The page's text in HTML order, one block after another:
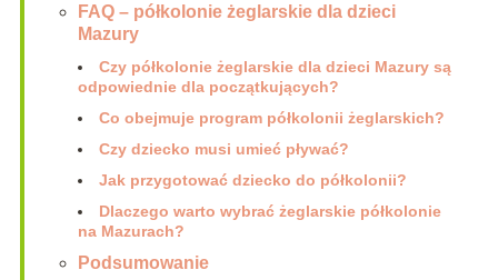
FAQ – półkolonie żeglarskie dla dzieci
Mazury
Czy półkolonie żeglarskie dla dzieci Mazury są
odpowiednie dla początkujących?
Co obejmuje program półkolonii żeglarskich?
Czy dziecko musi umieć pływać?
Jak przygotować dziecko do półkolonii?
Dlaczego warto wybrać żeglarskie półkolonie
na Mazurach?
Podsumowanie